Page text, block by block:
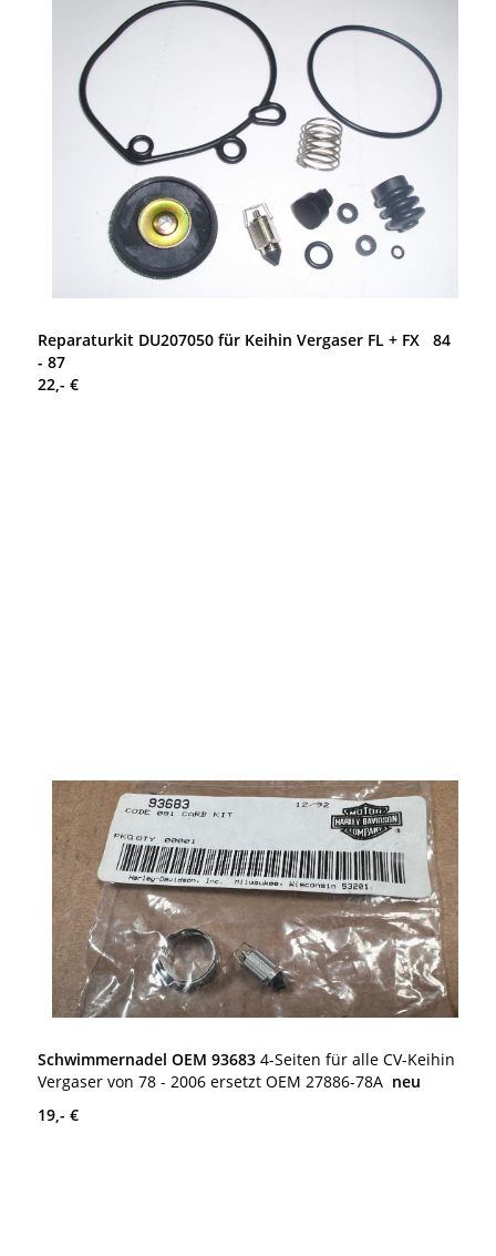
Reparaturkit DU207050 für Keihin Vergaser FL + FX 84
- 87
22,- €
Schwimmernadel OEM 93683 4-Seiten für alle CV-Keihin
Vergaser von 78 - 2006 ersetzt OEM 27886-78A neu
19,- €